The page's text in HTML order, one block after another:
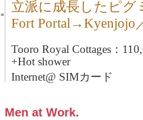
■
立派に成長したピグ
Fort Portal→Kyenjojo
Tooro Royal Cottages：
+Hot shower
Internet@ SIMカード
Men at Work.